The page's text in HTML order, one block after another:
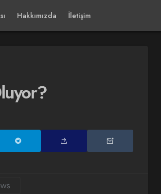
Hakkımızda İletişim